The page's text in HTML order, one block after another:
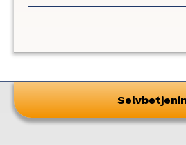
Vi sikrer også, at vores 2.441
er opmærksomme på.
din hjælp.